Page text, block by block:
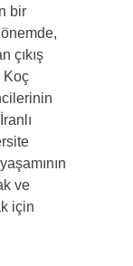
bir
çıkış
Koç
ve
için